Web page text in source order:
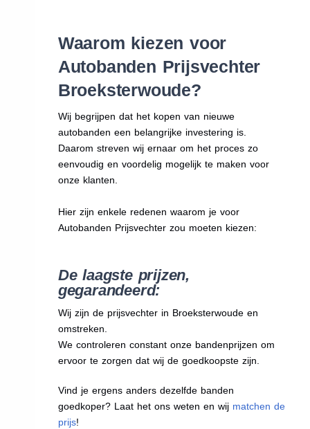
Waarom kiezen voor
Autobanden Prijsvechter
Broeksterwoude?
Wij begrijpen dat het kopen van nieuwe
autobanden een belangrijke investering is.
Daarom streven wij ernaar om het proces zo
eenvoudig en voordelig mogelijk te maken voor
onze klanten.
Hier zijn enkele redenen waarom je voor
Autobanden Prijsvechter zou moeten kiezen:
De laagste prijzen,
gegarandeerd:
Wij zijn de prijsvechter in Broeksterwoude en
omstreken.
We controleren constant onze bandenprijzen om
ervoor te zorgen dat wij de goedkoopste zijn.
Vind je ergens anders dezelfde banden
goedkoper? Laat het ons weten en wij matchen de
prijs!